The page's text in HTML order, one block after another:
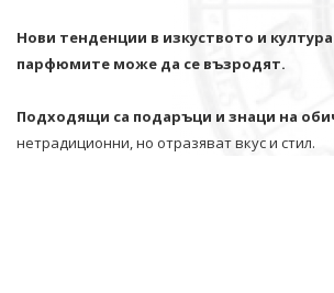
Нови тенденции в изкуството и
парфюмите може да се възродят.
Подходящи са подаръци и знаци на
нетрадиционни, но отразяват вкус и стил.